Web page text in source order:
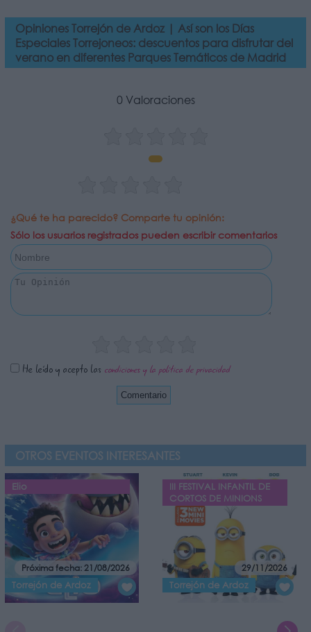
Opiniones Torrejón de Ardoz | Así son los Días
Especiales Torrejoneos: descuentos para disfrutar del
verano en diferentes Parques Temáticos de Madrid
¿Qué te ha parecido? Comparte tu opinión:
Sólo los usuarios registrados pueden escribir comentarios
He leído y acepto las condiciones y la política de privacidad
0 Valoraciones
OTROS EVENTOS INTERESANTES
Elio
Próxima fecha: 21/08/2026
Torrejón de Ardoz
III FESTIVAL INFANTIL DE
CORTOS DE MINIONS
29/11/2026
Torrejón de Ardoz